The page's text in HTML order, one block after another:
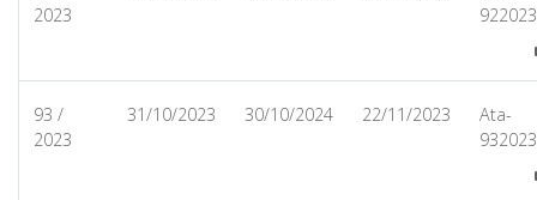
2023
93 /
2023
31/10/2023 30/10/2024 22/11/2023
Ata-